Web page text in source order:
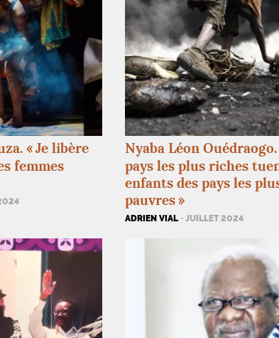
«Je libère
femmes
Nyaba Léon Ouédraogo.
pays les plus riches
enfants des pays les
pauvres »
ADRIEN VIAL · JUILLET 2024